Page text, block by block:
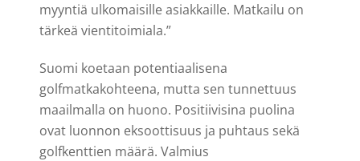
myyntiä ulkomaisille asiakkaille. Matkailu on
tärkeä vientitoimiala.”
Suomi koetaan potentiaalisena
golfmatkakohteena, mutta sen tunnettuus
maailmalla on huono. Positiivisina puolina
ovat luonnon eksoottisuus ja puhtaus sekä
golfkenttien määrä. Valmius